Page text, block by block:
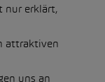
nur erklärt,
attraktiven
uns an